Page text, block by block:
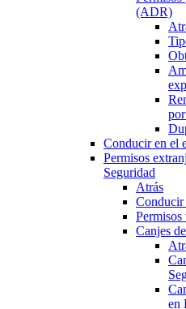
(ADR)
Conducir en el
Permisos
Seguridad
Atrás
Conducir
Permisos
Canjes
en